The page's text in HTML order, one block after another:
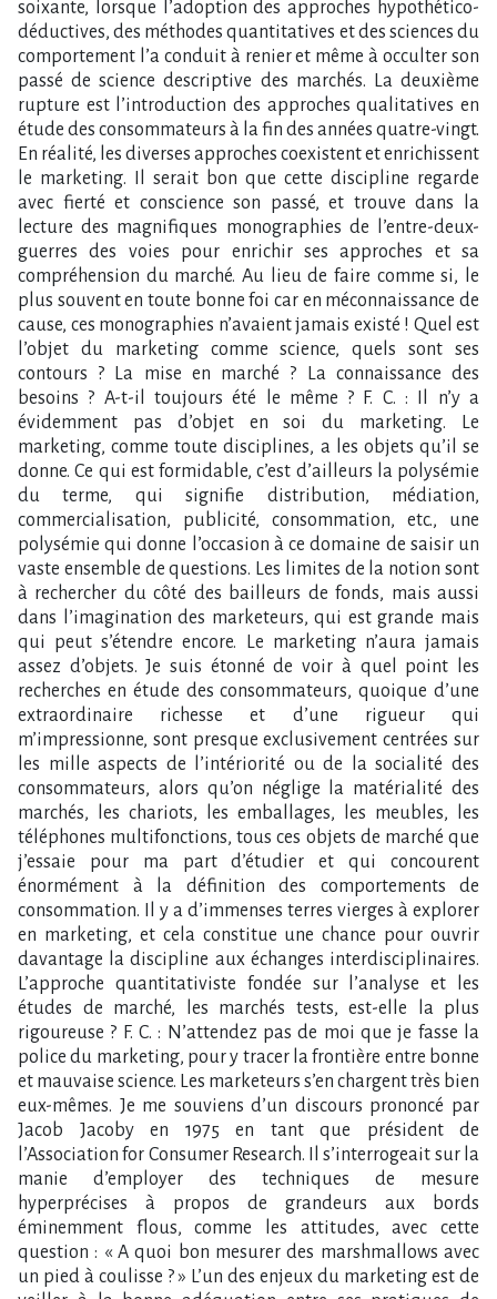
soixante, lorsque l’adoption des approches hypothético-
déductives, des méthodes quantitatives et des sciences du
comportement l’a conduit à renier et même à occulter son
passé de science descriptive des marchés. La deuxième
rupture est l’introduction des approches qualitatives en
étude des consommateurs à la fin des années quatre-vingt.
En réalité, les diverses approches coexistent et enrichissent
le marketing. Il serait bon que cette discipline regarde
avec fierté et conscience son passé, et trouve dans la
lecture des magnifiques monographies de l’entre-deux-
guerres des voies pour enrichir ses approches et sa
compréhension du marché. Au lieu de faire comme si, le
plus souvent en toute bonne foi car en méconnaissance de
cause, ces monographies n’avaient jamais existé ! Quel est
l’objet du marketing comme science, quels sont ses
contours ? La mise en marché ? La connaissance des
besoins ? A-t-il toujours été le même ? F. C. : Il n’y a
évidemment pas d’objet en soi du marketing. Le
marketing, comme toute disciplines, a les objets qu’il se
donne. Ce qui est formidable, c’est d’ailleurs la polysémie
du terme, qui signifie distribution, médiation,
commercialisation, publicité, consommation, etc., une
polysémie qui donne l’occasion à ce domaine de saisir un
vaste ensemble de questions. Les limites de la notion sont
à rechercher du côté des bailleurs de fonds, mais aussi
dans l’imagination des marketeurs, qui est grande mais
qui peut s’étendre encore. Le marketing n’aura jamais
assez d’objets. Je suis étonné de voir à quel point les
recherches en étude des consommateurs, quoique d’une
extraordinaire richesse et d’une rigueur qui
m’impressionne, sont presque exclusivement centrées sur
les mille aspects de l’intériorité ou de la socialité des
consommateurs, alors qu’on néglige la matérialité des
marchés, les chariots, les emballages, les meubles, les
téléphones multifonctions, tous ces objets de marché que
j’essaie pour ma part d’étudier et qui concourent
énormément à la définition des comportements de
consommation. Il y a d’immenses terres vierges à explorer
en marketing, et cela constitue une chance pour ouvrir
davantage la discipline aux échanges interdisciplinaires.
L’approche quantitativiste fondée sur l’analyse et les
études de marché, les marchés tests, est-elle la plus
rigoureuse ? F. C. : N’attendez pas de moi que je fasse la
police du marketing, pour y tracer la frontière entre bonne
et mauvaise science. Les marketeurs s’en chargent très bien
eux-mêmes. Je me souviens d’un discours prononcé par
Jacob Jacoby en 1975 en tant que président de
l’Association for Consumer Research. Il s’interrogeait sur la
manie d’employer des techniques de mesure
hyperprécises à propos de grandeurs aux bords
éminemment flous, comme les attitudes, avec cette
question : « A quoi bon mesurer des marshmallows avec
un pied à coulisse ? » L’un des enjeux du marketing est de